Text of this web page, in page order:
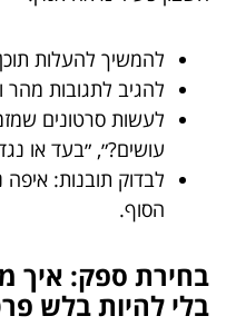
להמשיך להעלות
להגיב לתגובות מהר
לעשות סרטונים
עושים?״, ״בעד או
לבדוק תובנות:
הסוף.
בחירת ספק: איך
בלי להיות בלש